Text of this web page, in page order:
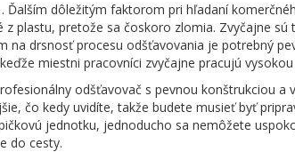
. Ďalším dôležitým faktorom pri hľadaní
z plastu, pretože sa čoskoro zlomia. Zvyčajne
na drsnosť procesu odšťavovania je potrebný
miestni pracovníci zvyčajne pracujú
odšťavovač s pevnou konštrukciou a
čo kedy uvidíte, takže budete musieť byť
jednotku, jednoducho sa nemôžete
do cesty.